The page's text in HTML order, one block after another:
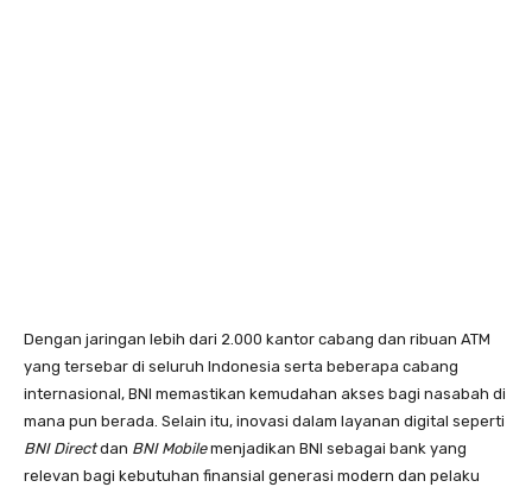
Dengan jaringan lebih dari 2.000 kantor cabang dan ribuan ATM
yang tersebar di seluruh Indonesia serta beberapa cabang
internasional, BNI memastikan kemudahan akses bagi nasabah di
mana pun berada. Selain itu, inovasi dalam layanan digital seperti
BNI Directdan BNI Mobilemenjadikan BNI sebagai bank yang
relevan bagi kebutuhan finansial generasi modern dan pelaku